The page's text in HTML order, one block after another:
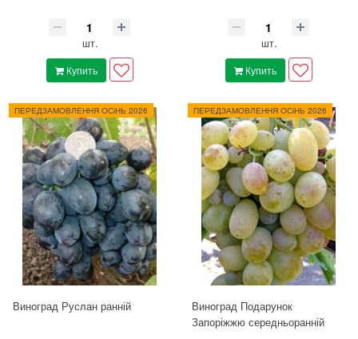
шт.
Купить
шт.
Купить
ПЕРЕДЗАМОВЛЕННЯ ОСіНЬ 2026
Виноград Руслан ранній
ПЕРЕДЗАМОВЛЕННЯ ОСіНЬ 2026
Виноград Подарунок
Запоріжжю середньоранній